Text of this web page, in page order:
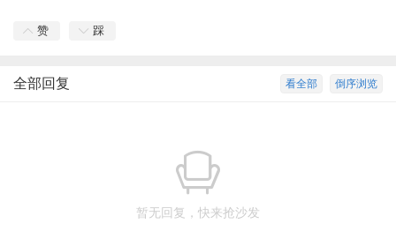
赞 踩
倒序浏览
看全部
全部回复
暂无回复，快来抢沙发